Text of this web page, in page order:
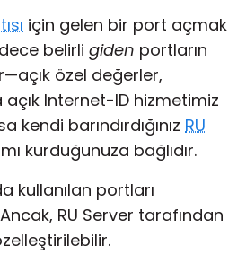
için gelen bir port açmak
belirli giden portların
özel değerler,
açık Internet-ID hizmetimiz
kendi barındırdığınız RU
mı kurduğunuza bağlıdır.
kullanılan portları
RU Server tarafından